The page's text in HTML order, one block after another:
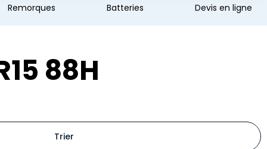
Remorques Batteries Devis en ligne
88H
Trier